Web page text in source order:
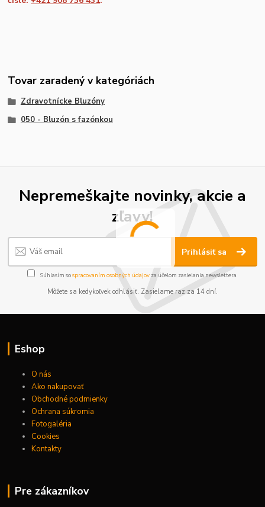
Tovar zaradený v kategóriách
Zdravotnícke Bluzóny
050 - Bluzón s fazónkou
Nepremeškajte novinky, akcie a
zľavy!
Prihlásiť sa
Súhlasím sospracovaním osobných údajov za účelom zasielania newslettera.
Môžete sa kedykoľvek odhlásiť. Zasielame raz za 14 dní.
Eshop
O nás
Ako nakupovať
Obchodné podmienky
Ochrana súkromia
Fotogaléria
Cookies
Kontakty
Pre zákazníkov